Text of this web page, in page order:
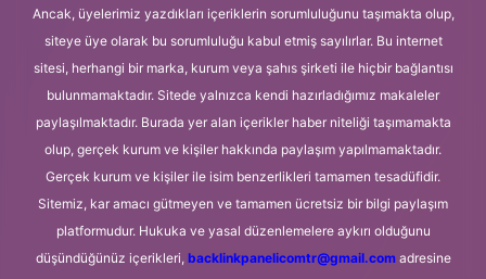
Ancak, üyelerimiz yazdıkları içeriklerin sorumluluğunu taşımakta olup,
siteye üye olarak bu sorumluluğu kabul etmiş sayılırlar. Bu internet
sitesi, herhangi bir marka, kurum veya şahıs şirketi ile hiçbir bağlantısı
bulunmamaktadır. Sitede yalnızca kendi hazırladığımız makaleler
paylaşılmaktadır. Burada yer alan içerikler haber niteliği taşımamakta
olup, gerçek kurum ve kişiler hakkında paylaşım yapılmamaktadır.
Gerçek kurum ve kişiler ile isim benzerlikleri tamamen tesadüfidir.
Sitemiz, kar amacı gütmeyen ve tamamen ücretsiz bir bilgi paylaşım
platformudur. Hukuka ve yasal düzenlemelere aykırı olduğunu
düşündüğünüz içerikleri, backlinkpanelicomtr@gmail.comadresine